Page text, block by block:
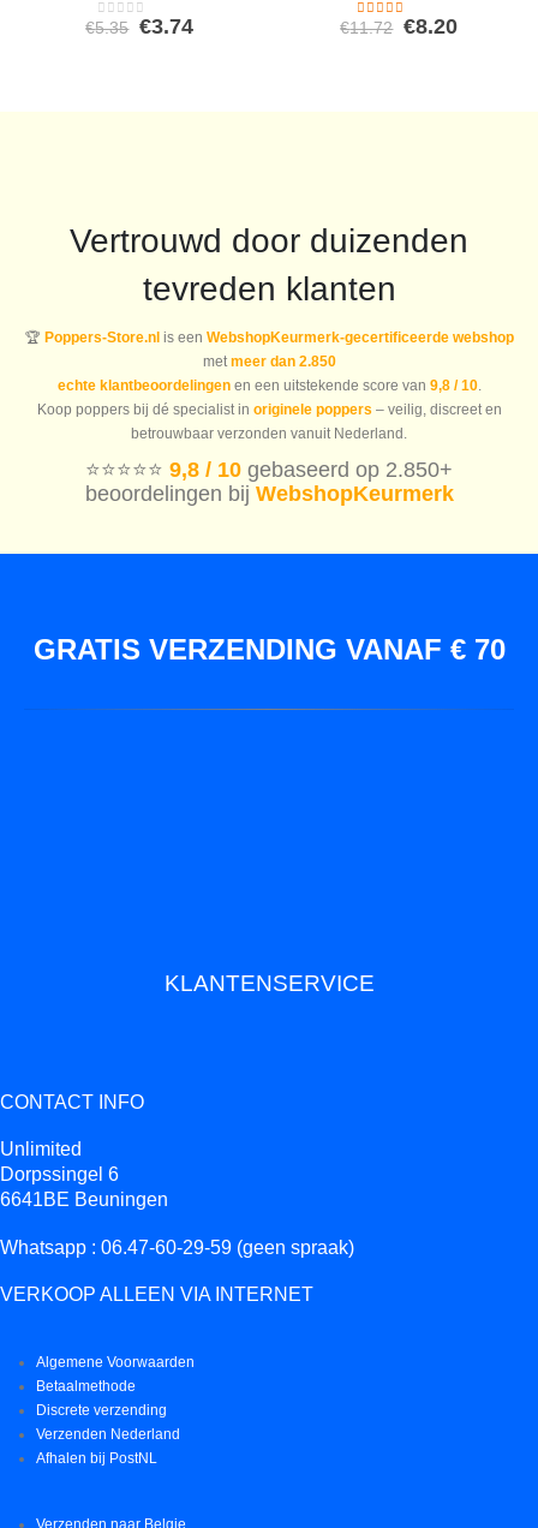
0out of 5
€5.35 Oorspronkelijke
€3.74Huidige
4.00out of 5
€11.72 €8.20Huidige
Vertrouwd door duizenden
tevreden klanten
🏆 Poppers-Store.nlis een WebshopKeurmerk-gecertificeerde webshop
met meer dan 2.850
echte klantbeoordelingenen een uitstekende score van 9,8 / 10.
Koop poppers bij dé specialist in originele poppers – veilig, discreet en
betrouwbaar verzonden vanuit Nederland.
⭐️⭐️⭐️⭐️⭐️ 9,8 / 10 gebaseerd op 2.850+
beoordelingen bij WebshopKeurmerk
GRATIS VERZENDING VANAF € 70
KLANTENSERVICE
CONTACT INFO
Unlimited
Dorpssingel 6
6641BE Beuningen
Whatsapp : 06.47-60-29-59 (geen spraak)
VERKOOP ALLEEN VIA INTERNET
Algemene Voorwaarden
Betaalmethode
Discrete verzending
Verzenden Nederland
Afhalen bij PostNL
Verzenden naar Belgie